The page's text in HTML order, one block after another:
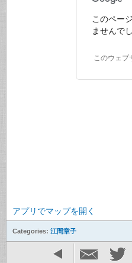
このペー
ませんでし
このウェブ
アプリでマップを開く
Categories: 江間章子